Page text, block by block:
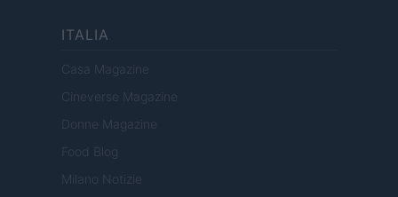
ITALIA
Casa Magazine
Cineverse Magazine
Donne Magazine
Food Blog
Milano Notizie